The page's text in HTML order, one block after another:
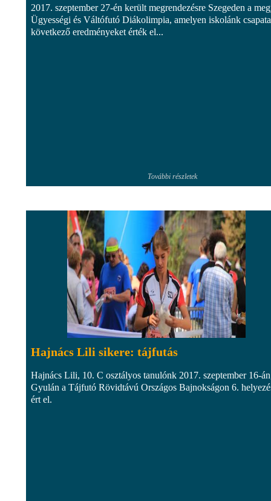
2017. szeptember 27-én került megrendezésre Szegeden a
Ügyességi és Váltófutó Diákolimpia, amelyen iskolánk
következő eredményeket érték el...
További részletek
Hajnács Lili sikere: tájfutás
Hajnács Lili, 10. C osztályos tanulónk 2017. szeptember 16-
Gyulán a Tájfutó Rövidtávú Országos Bajnokságon 6.
ért el.